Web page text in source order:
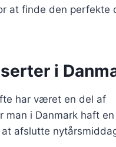
at finde den perfekte
i
har været en del af
man i Danmark haft en
afslutte